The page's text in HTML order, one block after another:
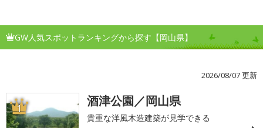
GW人気スポットランキングから探す【岡山県】
2026/08/07 更新
1 酒津公園／岡山県
貴重な洋風木造建築が見学できる